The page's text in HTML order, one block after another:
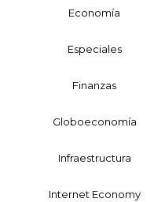
Economía
Especiales
Finanzas
Globoeconomía
Infraestructura
Internet Economy